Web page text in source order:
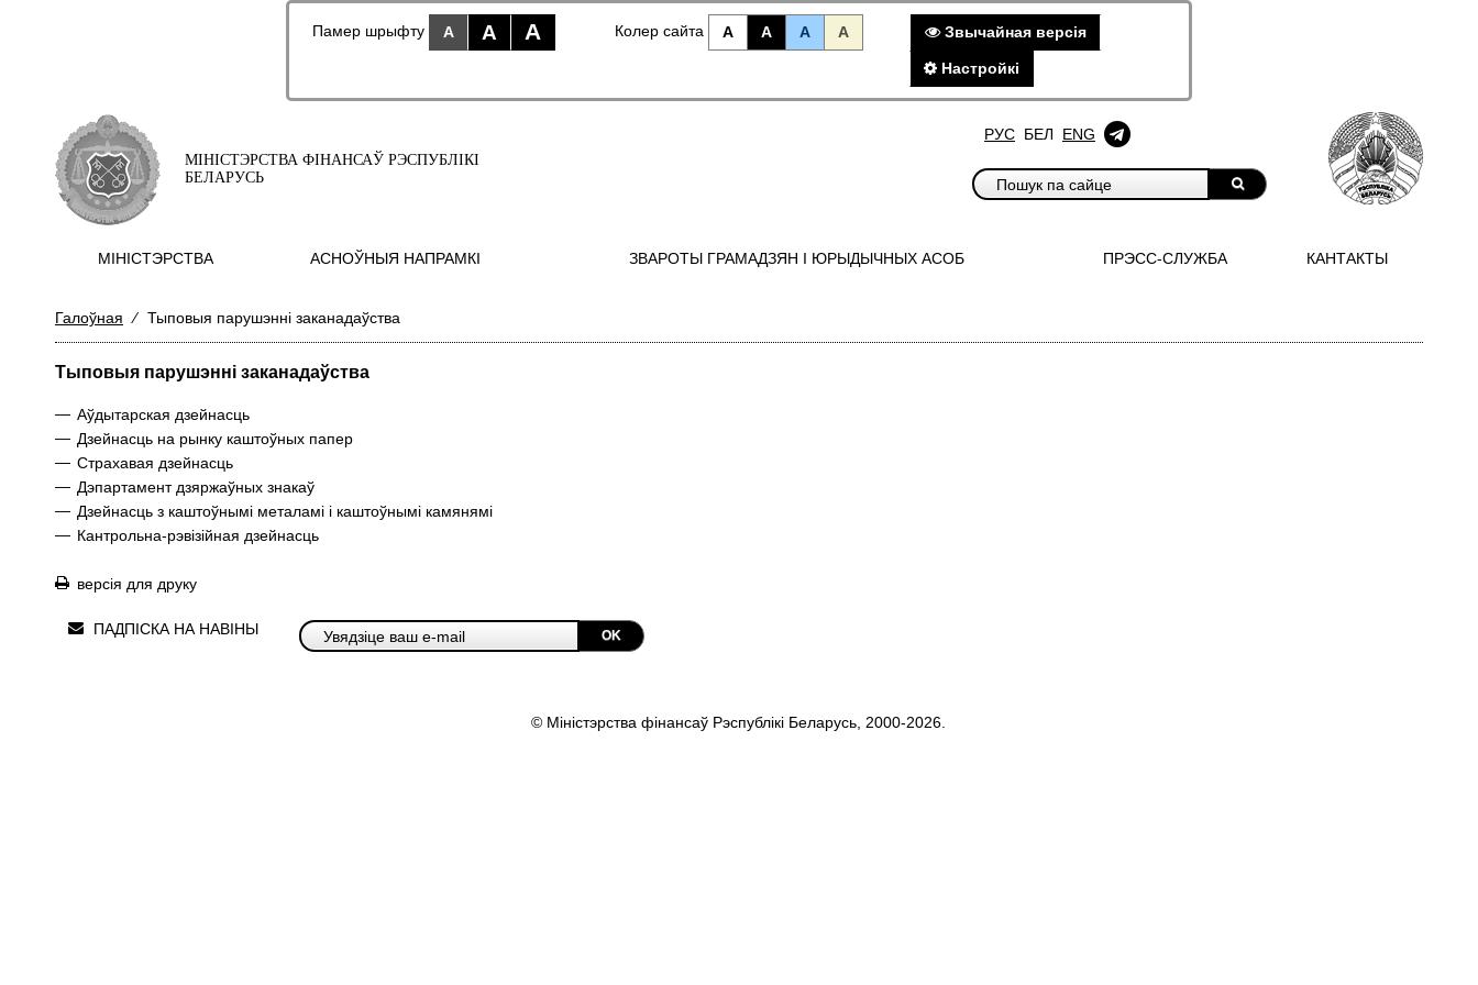
Памер шрыфту A A A Колер сайта A A A A Звычайная версiя
Настройкi
МІНІСТЭРСТВА ФІНАНСАЎ РЭСПУБЛІКІ
БЕЛАРУСЬ
РУС БЕЛ ENG
МIНIСТЭРСТВА АСНОЎНЫЯ НАПРАМКI ЗВАРОТЫ ГРАМАДЗЯН I ЮРЫДЫЧНЫХ АСОБ ПРЭСС-СЛУЖБА КАНТАКТЫ
Галоўная ⁄ Тыповыя парушэнні заканадаўства
Тыповыя парушэнні заканадаўства
— Аўдытарская дзейнасць
— Дзейнасць на рынку каштоўных папер
— Страхавая дзейнасць
— Дэпартамент дзяржаўных знакаў
— Дзейнасць з каштоўнымі металамі і каштоўнымі камянямі
— Кантрольна-рэвізійная дзейнасць
версія для друку
ПАДПІСКА НА НАВІНЫ OK
© Міністэрства фінансаў Рэспублікі Беларусь, 2000-2026.